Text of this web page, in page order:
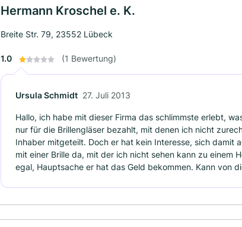
Hermann Kroschel e. K.
Breite Str. 79, 23552 Lübeck
1.0 (1 Bewertung)
Ursula Schmidt 27. Juli 2013
Hallo, ich habe mit dieser Firma das schlimmste erlebt,
nur für die Brillengläser bezahlt, mit denen ich nicht
Inhaber mitgeteilt. Doch er hat kein Interesse, sich damit
mit einer Brille da, mit der ich nicht sehen kann zu einem
egal, Hauptsache er hat das Geld bekommen. Kann von